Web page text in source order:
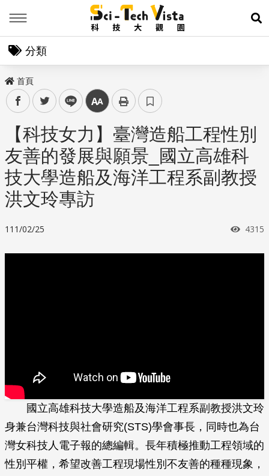
展
分類
首頁
facebooktwitter line 中
【科技女力】臺灣造船工程性別
友善的發展與願景_國立高雄科
技大學造船及海洋工程系副教授
洪文玲專訪
111/02/25 瀏覽
4315
國立高雄科技大學造船及海洋工程系副教授洪文玲
身兼台灣科技與社會研究(STS)學會事長，同時也為台
灣女科技人電子報的總編輯。長年積極推動工程領域的
性別平權，希望改善工程現場性別不友善的種種現象，